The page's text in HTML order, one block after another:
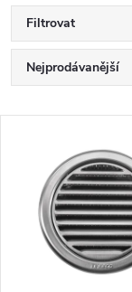
Filtrovat
Ř
a
Nejprodávanější
Abecedně